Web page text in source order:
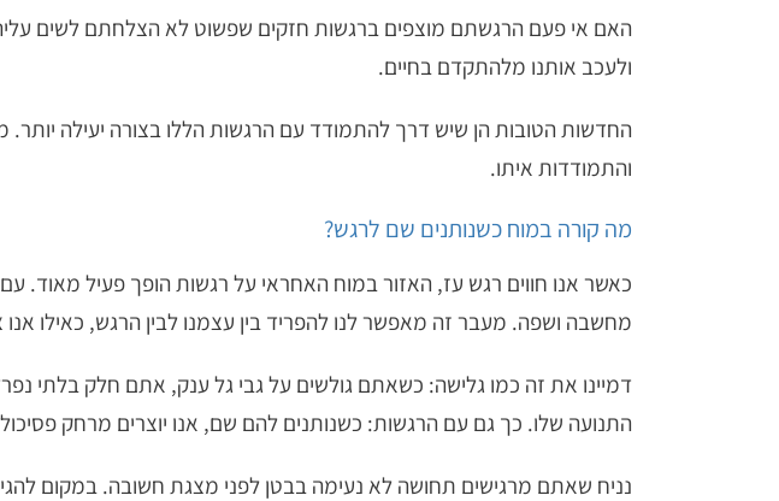
האם אי פעם הרגשתם מוצפים ברגשות חזקים שפשוט לא הצלחתם לשים
ולעכב אותנו מלהתקדם בחיים.
החדשות הטובות הן שיש דרך להתמודד עם הרגשות הללו בצורה יעילה
והתמודדות איתו.
מה קורה במוח כשנותנים שם לרגש?
כאשר אנו חווים רגש עז, האזור במוח האחראי על רגשות הופך פעיל מאוד.
מחשבה ושפה. מעבר זה מאפשר לנו להפריד בין עצמנו לבין הרגש, כאילו אנו
דמיינו את זה כמו גלישה: כשאתם גולשים על גבי גל ענק, אתם חלק בלתי
התנועה שלו. כך גם עם הרגשות: כשנותנים להם שם, אנו יוצרים מרחק
נניח שאתם מרגישים תחושה לא נעימה בבטן לפני מצגת חשובה. במקום